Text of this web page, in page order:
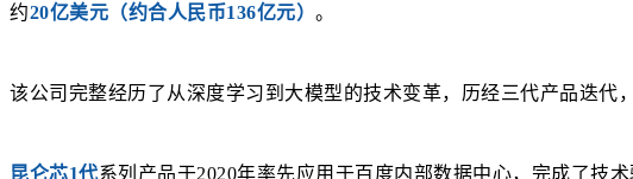
约20亿美元（约合人民币136亿元） 。
该公司完整经历了从深度学习到大模型的技术变革，历经三代产品迭代
昆仑芯1代系列产品于2020年率先应用于百度内部数据中心，完成了技术